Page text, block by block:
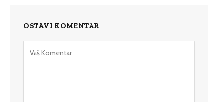
OSTAVI KOMENTAR